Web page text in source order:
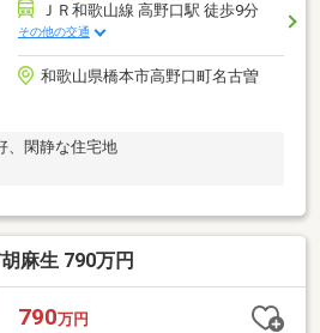
ＪＲ和歌山線 高野口駅 徒歩9分
その他の交通
和歌山県橋本市高野口町名古曽
、閑静な住宅地
麻生 790万円
790万円